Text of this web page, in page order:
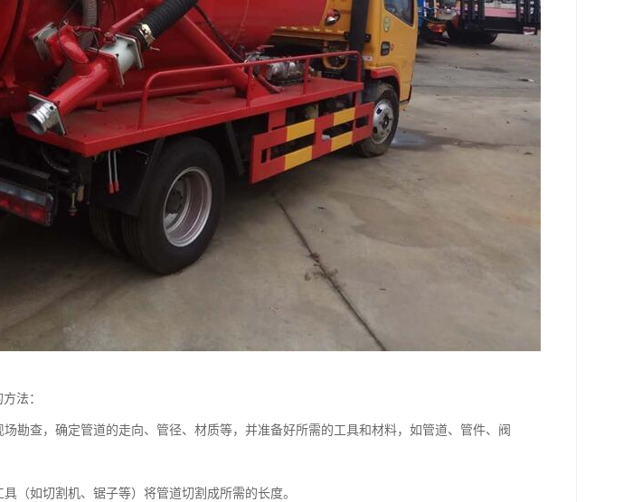
法：
勘查，确定管道的走向、管径、材质等，并准备好所需的工具和材料，如管道、管件、阀
（如切割机、锯子等）将管道切割成所需的长度。